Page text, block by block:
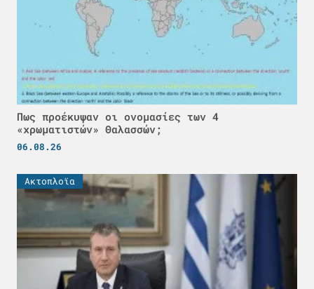
Πως προέκυψαν οι ονομασίες των 4
«χρωματιστών» Θαλασσών;
06.08.26
Ακτοπλοϊα